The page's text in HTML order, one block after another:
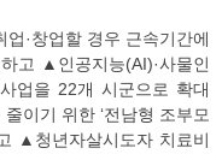
·창업할 경우 근속기간에
고 ▲인공지능(AI)·사물인
업을 22개 시군으로 확대
이기 위한 ‘전남형 조부모
▲청년자살시도자 치료비